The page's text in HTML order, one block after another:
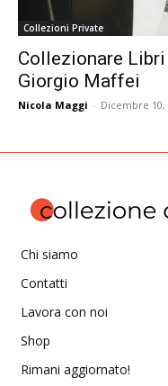
Collezioni Private
Collezionare
Giorgio Maffei
Nicola Maggi - Dicembre 10,
Chi siamo
Contatti
Lavora con noi
Shop
Rimani aggiornato!